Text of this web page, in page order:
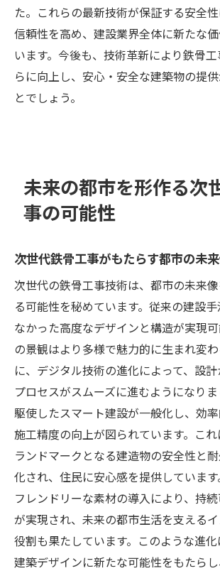
た。これらの最新技術が保証する安全
信頼性を高め、建設業界全体に新たな
います。今後も、技術革新により鉄骨
らに向上し、安心・安全な建築物の提
とでしょう。
未来の都市を形作る次
事の可能性
次世代鉄骨工事がもたらす都市の未
次世代の鉄骨工事技術は、都市の未来
る可能性を秘めています。従来の建設
なかった高度なデザインと構造が実現
の景観はより多様で魅力的に生まれ変
に、デジタル技術の進化によって、設
プロセスがスムーズに進むようになりま
駆使したスマート建設が一般化し、効
施工精度の向上が図られています。こ
ランドマークとなる建造物の安全性と
化され、住民に安心感を提供していま
フレンドリーな素材の導入により、持
が実現され、未来の都市生活を支える
役割も果たしています。このような進
建築デザインに新たな可能性をもたら